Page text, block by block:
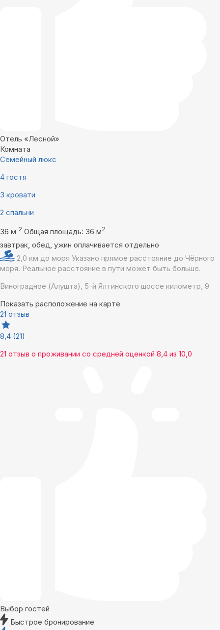
Отель «Лесной»
Комната
Семейный люкс
4 гостя
3 кровати
2 спальни
36 м 2 Общая площадь: 36 м2
завтрак, обед, ужин оплачивается отдельно
2,0 км до моря Указано прямое расстояние до Чёрного
моря. Реальное расстояние в пути может быть больше.
Виноградное (Алушта), 5-й Ялтинского шоссе километр, 9
Показать расположение на карте
21 отзыв
8,4 (21)
21 отзыв о проживании со средней оценкой 8,4 из 10,0
Выбор гостей
Быстрое бронирование